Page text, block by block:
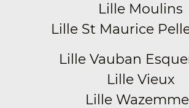
Lille Moulins
Lille St Maurice
Lille Vauban
Lille Vieux
Lille